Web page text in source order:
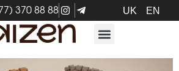
370 88 88 UK EN